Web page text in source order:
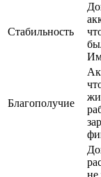
Стабильность
Благополучие
не